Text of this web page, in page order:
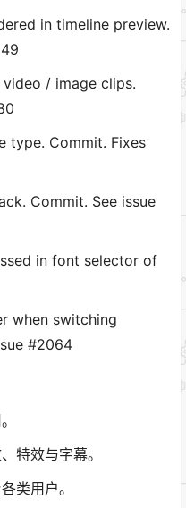
in timeline preview.
/ image clips.
type. Commit. Fixes
Commit. See issue
in font selector of
when switching
#2064
特效与字幕。
类用户。